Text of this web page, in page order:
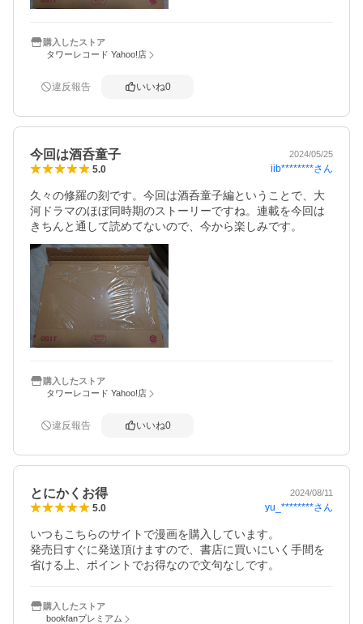
購入したストア
タワーレコード Yahoo!店
違反報告 いいね0
今回は酒呑童子 2024/05/25
5.0 iib********さん
久々の修羅の刻です。今回は酒呑童子編ということで、大
河ドラマのほぼ同時期のストーリーですね。連載を今回は
きちんと通して読めてないので、今から楽しみです。
購入したストア
タワーレコード Yahoo!店
違反報告 いいね0
とにかくお得 2024/08/11
5.0 yu_********さん
いつもこちらのサイトで漫画を購入しています。
発売日すぐに発送頂けますので、書店に買いにいく手間を
省ける上、ポイントでお得なので文句なしです。
購入したストア
bookfanプレミアム